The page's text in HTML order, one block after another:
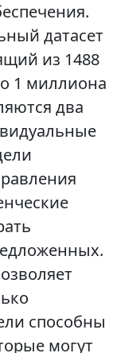
датасет
из 1488
1 миллиона
два
способны
могут